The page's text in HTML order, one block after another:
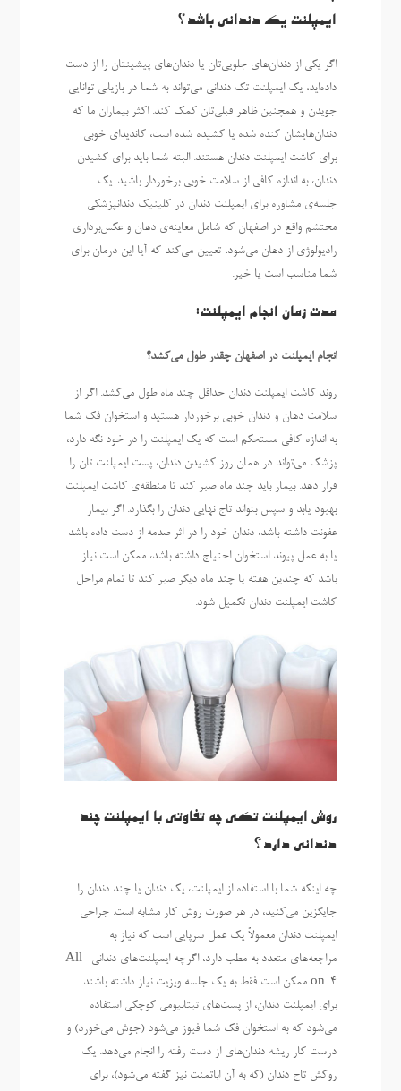
ایمپلنت یک دندانی باشد؟
اگر یکی از دندان‌های جلویی‌تان یا دندان‌های پیشینتان را از دست
داده‌اید، یک ایمپلنت تک دندانی می‌تواند به شما در بازیابی توانایی
جویدن و همچنین ظاهر قبلی‌تان کمک کند. اکثر بیماران ما که
دندان‌هایشان کنده شده یا کشیده شده است، کاندیدای خوبی
برای کاشت ایمپلنت دندان هستند. البته شما باید برای کشیدن
دندان، به اندازه کافی از سلامت خوبی برخوردار باشید. یک
جلسه‌ی مشاوره برای ایمپلنت دندان در کلینیک دندانپزشکی
محتشم واقع در اصفهان که شامل معاینه‌ی دهان و عکس‌برداری
رادیولوژی از دهان می‌شود، تعیین می‌کند که آیا این درمان برای
شما مناسب است یا خیر.
مدت زمان انجام ایمپلنت:
انجام ایمپلنت در اصفهان چقدر طول می‌کشد؟
روند کاشت ایمپلنت دندان حداقل چند ماه طول می‌کشد. اگر از
سلامت دهان و دندان خوبی برخوردار هستید و استخوان فک شما
به اندازه کافی مستحکم است که یک ایمپلنت را در خود نگه دارد،
پزشک می‌تواند در همان روز کشیدن دندان، پست ایمپلنت تان را
قرار دهد. بیمار باید چند ماه صبر کند تا منطقه‌ی کاشت ایمپلنت
بهبود یابد و سپس بتواند تاج نهایی دندان را بگذارد. اگر بیمار
عفونت داشته باشد، دندان خود را در اثر صدمه از دست داده باشد
یا به عمل پیوند استخوان احتیاج داشته باشد، ممکن است نیاز
باشد که چندین هفته یا چند ماه دیگر صبر کند تا تمام مراحل
کاشت ایمپلنت دندان تکمیل شود.
روش ایمپلنت تکی چه تفاوتی با ایمپلنت چند
دندانی دارد؟
چه اینکه شما با استفاده از ایمپلنت، یک دندان یا چند دندان را
جایگزین می‌کنید، در هر صورت روش کار مشابه است. جراحی
ایمپلنت دندان معمولاً یک عمل سرپایی است که نیاز به
مراجعه‌های متعدد به مطب دارد، اگرچه ایمپلنت‌های دندانی All-
on-4 ممکن است فقط به یک جلسه ویزیت نیاز داشته باشند.
برای ایمپلنت دندان، از پست‌های تیتانیومی کوچکی استفاده
می‌شود که به استخوان فک شما فیوز می‌شود (جوش می‌خورد) و
درست کار ریشه دندان‌های از دست رفته را انجام می‌دهد. یک
روکش تاج دندان (که به آن اباتمنت نیز گفته می‌شود)، برای